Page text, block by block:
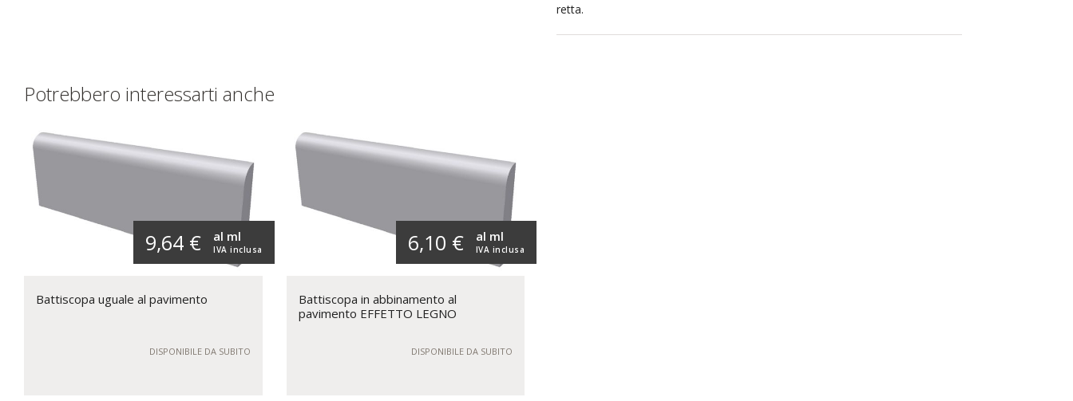
retta.
Potrebbero interessarti anche
9,64 € IVA inclusa
al ml
Battiscopa uguale al pavimento
DISPONIBILE DA SUBITO
6,10 € IVA inclusa
al ml
Battiscopa in abbinamento al
pavimento EFFETTO LEGNO
DISPONIBILE DA SUBITO